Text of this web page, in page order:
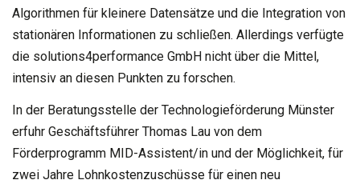
Algorithmen für kleinere Datensätze und die Integration von
stationären Informationen zu schließen. Allerdings verfügte
die solutions4performance GmbH nicht über die Mittel,
intensiv an diesen Punkten zu forschen.
In der Beratungsstelle der Technologieförderung Münster
erfuhr Geschäftsführer Thomas Lau von dem
Förderprogramm MID-Assistent/in und der Möglichkeit, für
zwei Jahre Lohnkostenzuschüsse für einen neu